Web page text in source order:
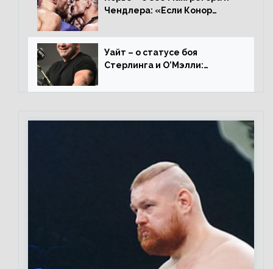
Чендлера: «Если Конор
нокаутирует Майкла»
Уайт – о статусе боя
Стерлинга и О’Мэлли:
травму? Он готовится,